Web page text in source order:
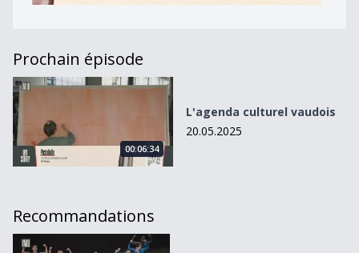
Prochain épisode
L&#039;agenda culturel vaudois
00:06:34
L'agenda culturel vaudois
20.05.2025
Recommandations
One Shot - Ousmane Sy